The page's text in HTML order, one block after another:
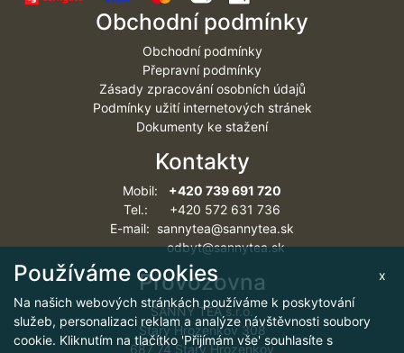
Obchodní podmínky
Obchodní podmínky
Přepravní podmínky
Zásady zpracování osobních údajů
Podmínky užití internetových stránek
Dokumenty ke stažení
Kontakty
Mobil: +420 739 691 720
Tel.: +420 572 631 736
E-mail: sannytea@sannytea.sk
odbyt@sannytea.sk
Provozovna
SANNY TEA s.r.o.
Starý Hrozenkov 308
687 74 Starý Hrozenkov
x
Používáme cookies
Na našich webových stránkách používáme k poskytování
služeb, personalizaci reklam a analýze návštěvnosti soubory
cookie. Kliknutím na tlačítko 'Přijímám vše' souhlasíte s